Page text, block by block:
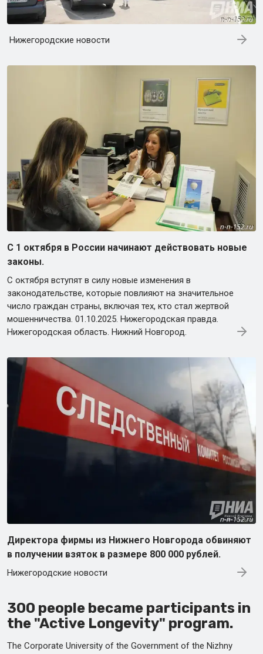
Нижегородские новости
С 1 октября в России начинают действовать новые
законы.
С октября вступят в силу новые изменения в
законодательстве, которые повлияют на значительное
число граждан страны, включая тех, кто стал жертвой
мошенничества. 01.10.2025. Нижегородская правда.
Нижегородская область. Нижний Новгород.
Директора фирмы из Нижнего Новгорода обвиняют
в получении взяток в размере 800 000 рублей.
Нижегородские новости
300 people became participants in
the "Active Longevity" program.
The Corporate University of the Government of the Nizhny